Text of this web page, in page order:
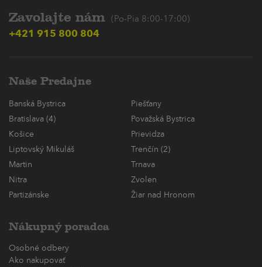
Zavolajte nám (Po-Pia 8:00-17:00)
+421 915 800 804
Naše Predajne
Banská Bystrica
Piešťany
Bratislava (4)
Považská Bystrica
Košice
Prievidza
Liptovský Mikuláš
Trenčín (2)
Martin
Trnava
Nitra
Zvolen
Partizánske
Žiar nad Hronom
Nákupný poradca
Osobné odbery
Ako nakupovať